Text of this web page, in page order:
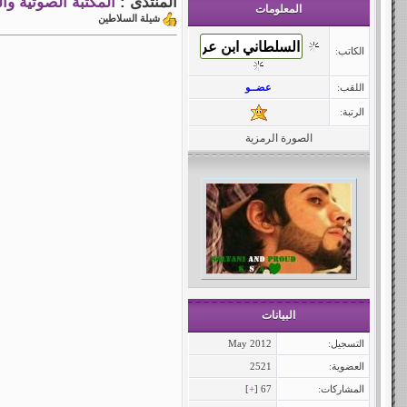
المعلومات
الكاتب:
اللقب: عضــو
الرتبة:
الصورة الرمزية
البيانات
التسجيل: May 2012
العضوية: 2521
المشاركات: 67 [
+
]
شيلة السلاطين